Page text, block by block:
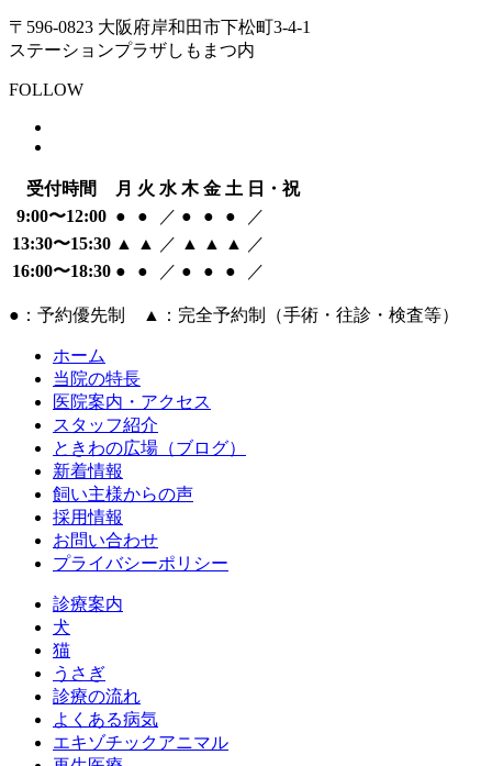
〒596-0823 大阪府岸和田市下松町3-4-1
ステーションプラザしもまつ内
FOLLOW
受付時間 月 火 水 木 金 土 日・祝
9:00〜12:00 ● ● ／ ● ● ●
／
13:30〜15:30 ▲ ▲ ／ ▲ ▲ ▲
／
16:00〜18:30 ● ● ／ ● ● ● ／
●：予約優先制 ▲：完全予約制（手術・往診・検査等）
ホーム
当院の特長
医院案内・アクセス
スタッフ紹介
ときわの広場（ブログ）
新着情報
飼い主様からの声
採用情報
お問い合わせ
プライバシーポリシー
診療案内
犬
猫
うさぎ
診療の流れ
よくある病気
エキゾチックアニマル